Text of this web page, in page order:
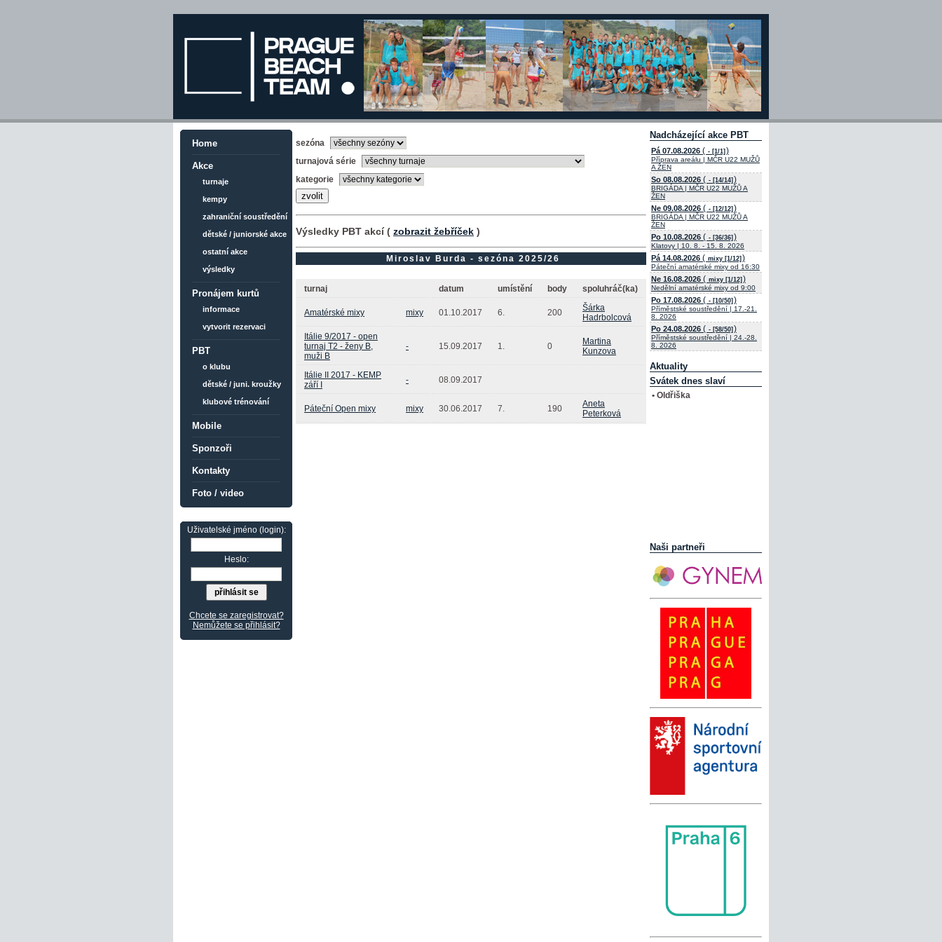
Home
Akce
turnaje
kempy
zahraniční soustředění
dětské / juniorské akce
ostatní akce
výsledky
Pronájem kurtů
informace
vytvorit rezervaci
PBT
o klubu
dětské / juni. kroužky
klubové trénování
Mobile
Sponzoři
Kontakty
Foto / video
Uživatelské jméno (login):
Heslo:
Chcete se zaregistrovat?
Nemůžete se přihlásit?
sezóna
turnajová série
kategorie
Výsledky PBT akcí ( zobrazit žebříček )
Miroslav Burda - sezóna 2025/26
turnaj datum umístění body spoluhráč(ka)
Amatérské mixy mixy 01.10.2017 6. 200
Šárka
Hadrbolcová
Itálie 9/2017 - open
turnaj T2 - ženy B,
muži B
- 15.09.2017 1. 0
Martina
Kunzova
Itálie II 2017 - KEMP
září I
- 08.09.2017
Páteční Open mixy mixy 30.06.2017 7. 190
Aneta
Peterková
Nadcházející akce PBT
Pá 07.08.2026 ( - [1/1] )
Příprava areálu | MČR U22 MUŽŮ
A ŽEN
So 08.08.2026 ( - [14/14] )
BRIGÁDA | MČR U22 MUŽŮ A
ŽEN
Ne 09.08.2026 ( - [12/12] )
BRIGÁDA | MČR U22 MUŽŮ A
ŽEN
Po 10.08.2026 ( - [36/36] )
Klatovy | 10. 8. - 15. 8. 2026
Pá 14.08.2026 ( mixy [1/12] )
Páteční amatérské mixy od 16:30
Ne 16.08.2026 ( mixy [1/12] )
Nedělní amatérské mixy od 9:00
Po 17.08.2026 ( - [10/50] )
Příměstské soustředění | 17.-21.
8. 2026
Po 24.08.2026 ( - [58/50] )
Příměstské soustředění | 24.-28.
8. 2026
Aktuality
Svátek dnes slaví
• Oldřiška
Naši partneři